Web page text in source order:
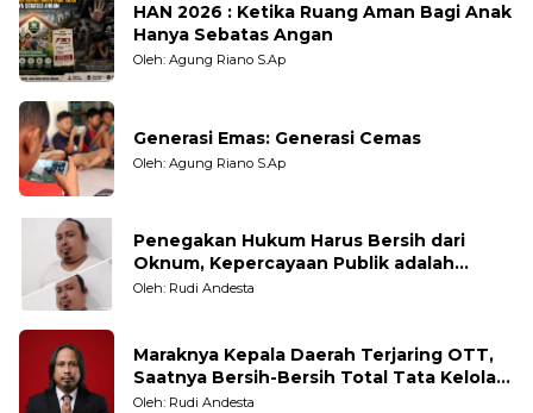
HAN 2026 : Ketika Ruang Aman Bagi Anak
Hanya Sebatas Angan
Oleh: Agung Riano S.Ap
Generasi Emas: Generasi Cemas
Oleh: Agung Riano S.Ap
Penegakan Hukum Harus Bersih dari
Oknum, Kepercayaan Publik adalah
Taruhannya
Oleh: Rudi Andesta
Maraknya Kepala Daerah Terjaring OTT,
Saatnya Bersih-Bersih Total Tata Kelola
Pemerintahan
Oleh: Rudi Andesta